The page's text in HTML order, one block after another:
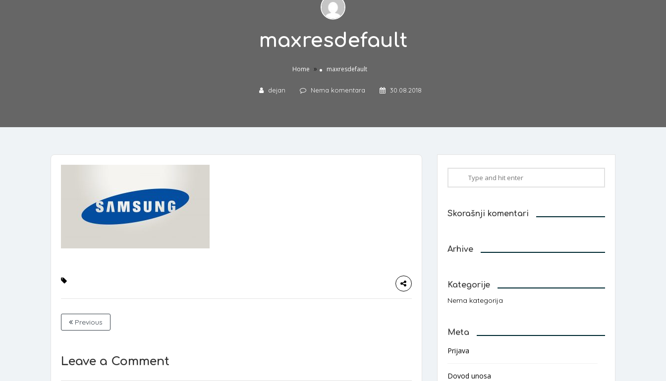
maxresdefault
Home » maxresdefault
dejan Nema komentara 30.08.2018
Previous
Leave a Comment
Skorašnji komentari
Arhive
Kategorije
Nema kategorija
Meta
Prijava
Dovod unosa